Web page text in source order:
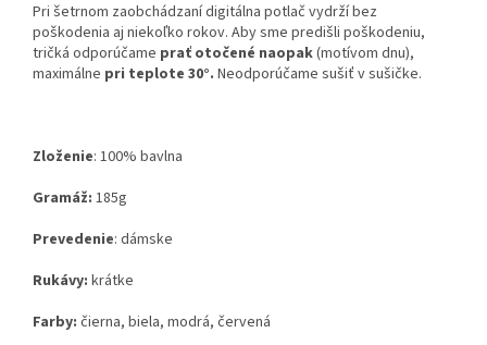
Pri šetrnom zaobchádzaní digitálna potlač vydrží bez
poškodenia aj niekoľko rokov. Aby sme predišli poškodeniu,
tričká odporúčame prať otočené naopak(motívom dnu),
maximálne pri teplote 30°. Neodporúčame sušiť v sušičke.
Zloženie: 100% bavlna
Gramáž: 185g
Prevedenie: dámske
Rukávy: krátke
Farby: čierna, biela, modrá, červená